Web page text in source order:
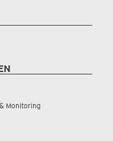
Monitoring